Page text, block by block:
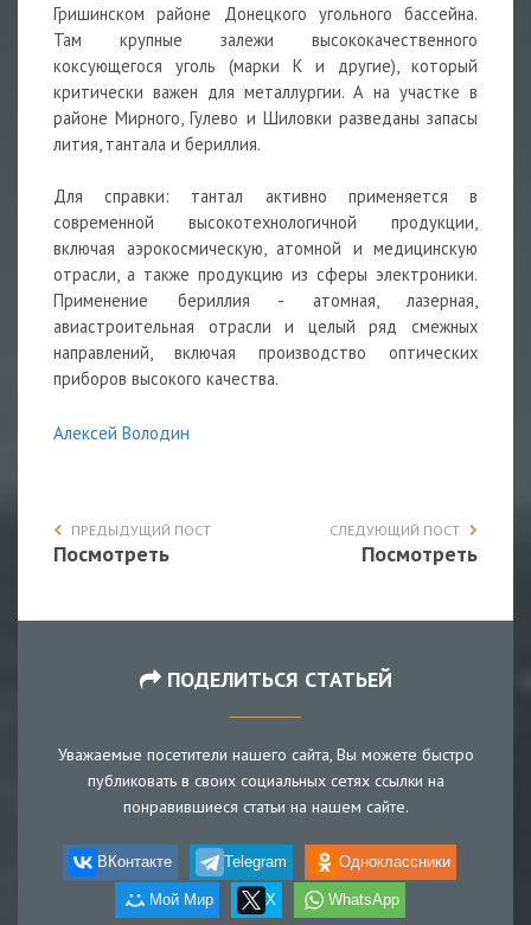
Гришинском районе Донецкого угольного бассейна.
Там крупные залежи высококачественного
коксующегося уголь (марки К и другие), который
критически важен для металлургии. А на участке в
районе Мирного, Гулево и Шиловки разведаны запасы
лития, тантала и бериллия.
Для справки: тантал активно применяется в
современной высокотехнологичной продукции,
включая аэрокосмическую, атомной и медицинскую
отрасли, а также продукцию из сферы электроники.
Применение бериллия - атомная, лазерная,
авиастроительная отрасли и целый ряд смежных
направлений, включая производство оптических
приборов высокого качества.
Алексей Володин
ПРЕДЫДУЩИЙ ПОСТ
Посмотреть
СЛЕДУЮЩИЙ ПОСТ
Посмотреть
ПОДЕЛИТЬСЯ СТАТЬЕЙ
Уважаемые посетители нашего сайта, Вы можете быстро
публиковать в своих социальных сетях ссылки на
понравившиеся статьи на нашем сайте.
ВКонтакте Telegram Одноклассники
Мой Мир X WhatsApp